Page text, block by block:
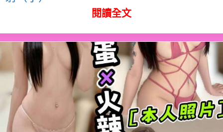
閱讀全文